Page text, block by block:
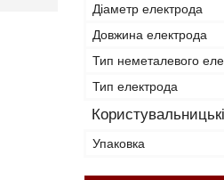
Діаметр електрода
Довжина електрода
Тип неметалевого
Тип електрода
Упаковка